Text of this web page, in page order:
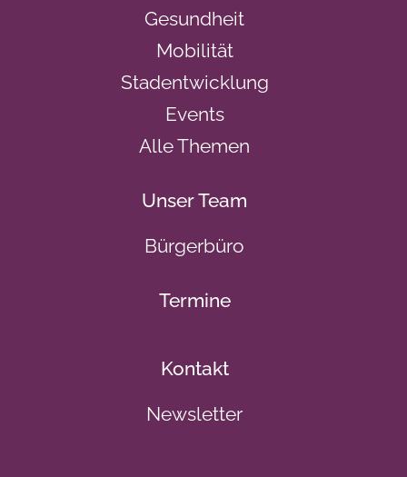
Gesundheit
Mobilität
Stadentwicklung
Events
Alle Themen
Unser Team
Bürgerbüro
Termine
Kontakt
Newsletter